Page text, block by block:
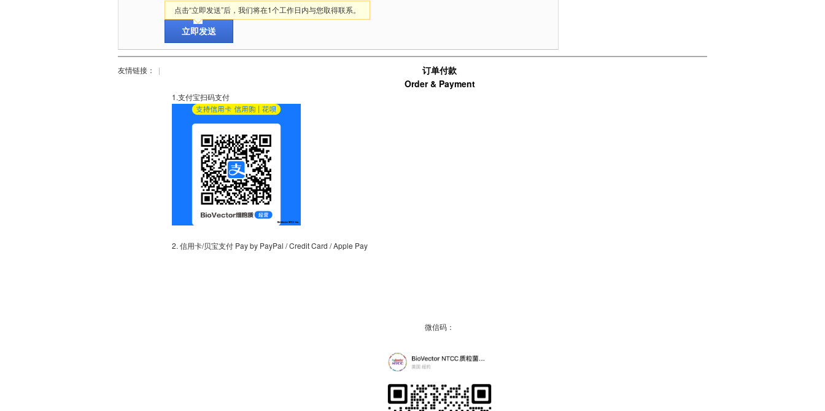
点击“立即发送”后，我们将在1个工作日内与您取得联系。
友情链接： |
订单付款
Order & Payment
1.支付宝扫码支付
2. 信用卡/贝宝支付 Pay by PayPal / Credit Card / Apple Pay
微信码：